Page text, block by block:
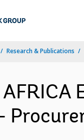
Research & Publications